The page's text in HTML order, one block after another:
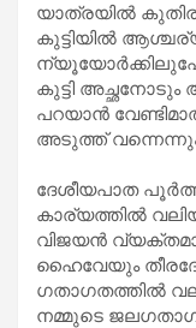
യാത്രയിൽ
കുട്ടിയിൽ
കുട്ടി
പറയാൻ
അടുത്ത്
ദേശീയപാത
കാര്യത്തിൽ
വിജയൻ
ഹൈവേയും
ഗതാഗതത്തിൽ
നമ്മുടെ